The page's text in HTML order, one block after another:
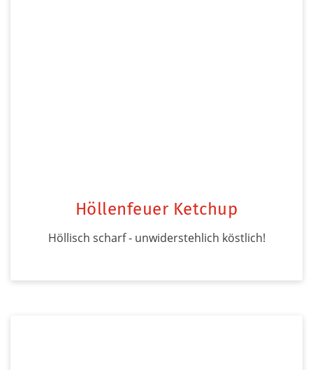
Höllenfeuer Ketchup
Höllisch scharf - unwiderstehlich köstlich!